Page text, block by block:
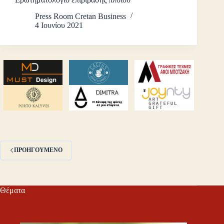
Press Room Cretan Business
4 Ιουνίου 2021
ΠΡΟΗΓΟΎΜΕΝΟ
Θέματα